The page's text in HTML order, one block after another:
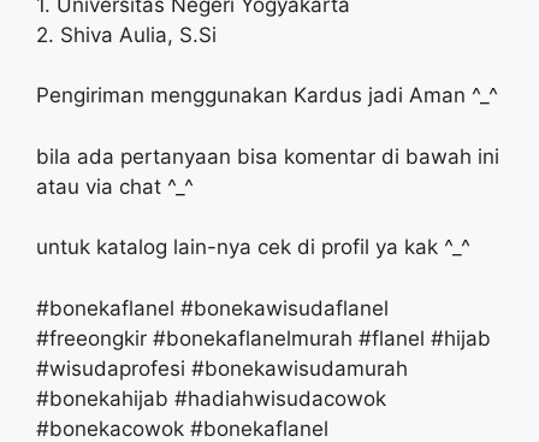
2. Shiva Aulia, S.Si
Pengiriman menggunakan Kardus jadi Aman ^_^
bila ada pertanyaan bisa komentar di bawah ini
atau via chat ^_^
untuk katalog lain-nya cek di profil ya kak ^_^
#bonekaflanel #bonekawisudaflanel
#freeongkir #bonekaflanelmurah #flanel #hijab
#wisudaprofesi #bonekawisudamurah
#bonekahijab #hadiahwisudacowok
#bonekacowok #bonekaflanel